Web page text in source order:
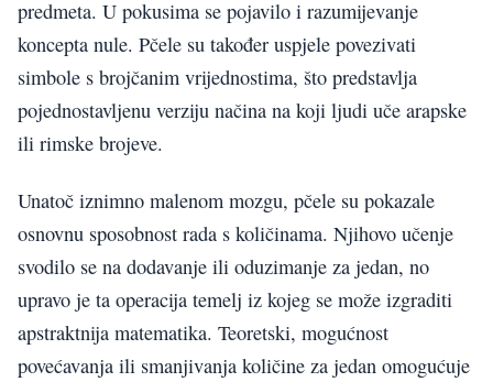
predmeta. U pokusima se pojavilo i razumijevanje
koncepta nule. Pčele su također uspjele povezivati
simbole s brojčanim vrijednostima, što predstavlja
pojednostavljenu verziju načina na koji ljudi uče arapske
ili rimske brojeve.
Unatoč iznimno malenom mozgu, pčele su pokazale
osnovnu sposobnost rada s količinama. Njihovo učenje
svodilo se na dodavanje ili oduzimanje za jedan, no
upravo je ta operacija temelj iz kojeg se može izgraditi
apstraktnija matematika. Teoretski, mogućnost
povećavanja ili smanjivanja količine za jedan omogućuje